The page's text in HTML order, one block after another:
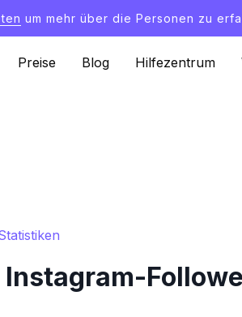
um mehr über die Personen zu
Preise Blog Hilfezentrum